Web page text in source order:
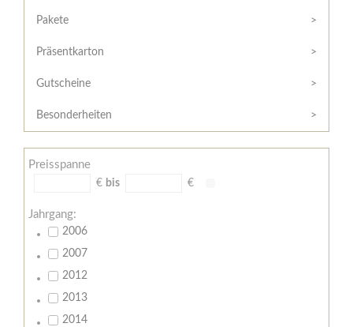
/
Widerrufsformular
AGB
Zahlungsbedingungen
Meine
Pakete
Präsentkarton
Gutscheine
Besonderheiten
Preisspanne
€ bis €
Jahrgang:
2006
2007
2012
2013
2014